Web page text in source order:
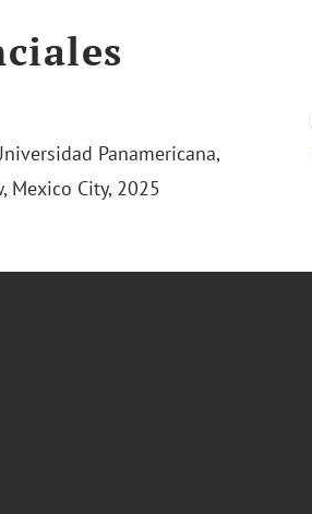
Panamericana,
Mexico City, 2025